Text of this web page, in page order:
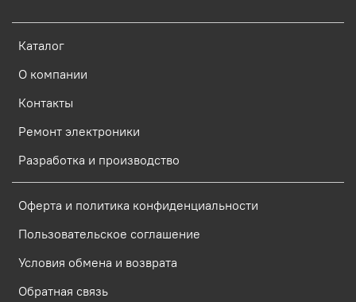
Каталог
О компании
Контакты
Ремонт электроники
Разработка и производство
Оферта и политика конфиденциальности
Пользовательское соглашение
Условия обмена и возврата
Обратная связь